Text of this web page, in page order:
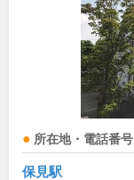
所在地・電話番号
保見駅